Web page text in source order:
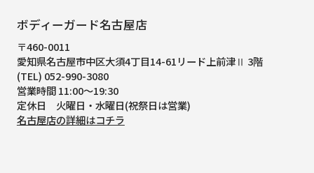
ボディーガード名古屋店
〒460-0011
愛知県名古屋市中区大須4丁目14-61リード上前津Ⅱ 3階
(TEL) 052-990-3080
営業時間 11:00～19:30
定休日 火曜日・水曜日(祝祭日は営業)
名古屋店の詳細はコチラ